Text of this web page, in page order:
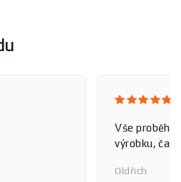
Vše
výrobku, čas
Oldřich